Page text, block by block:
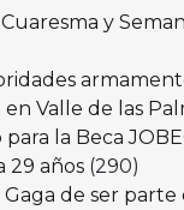
y
Valle de las
la Beca
29 años (290)
Gaga de ser